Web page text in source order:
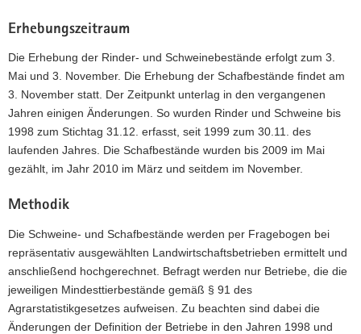
Erhebungszeitraum
Die Erhebung der Rinder- und Schweinebestände erfolgt zum 3.
Mai und 3. November. Die Erhebung der Schafbestände findet am
3. November statt. Der Zeitpunkt unterlag in den vergangenen
Jahren einigen Änderungen. So wurden Rinder und Schweine bis
1998 zum Stichtag 31.12. erfasst, seit 1999 zum 30.11. des
laufenden Jahres. Die Schafbestände wurden bis 2009 im Mai
gezählt, im Jahr 2010 im März und seitdem im November.
Methodik
Die Schweine- und Schafbestände werden per Fragebogen bei
repräsentativ ausgewählten Landwirtschaftsbetrieben ermittelt und
anschließend hochgerechnet. Befragt werden nur Betriebe, die die
jeweiligen Mindesttierbestände gemäß § 91 des
Agrarstatistikgesetzes aufweisen. Zu beachten sind dabei die
Änderungen der Definition der Betriebe in den Jahren 1998 und